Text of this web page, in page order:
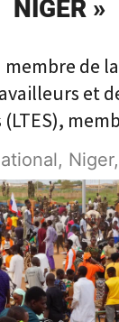
NIGER »
de
et
, Niger,